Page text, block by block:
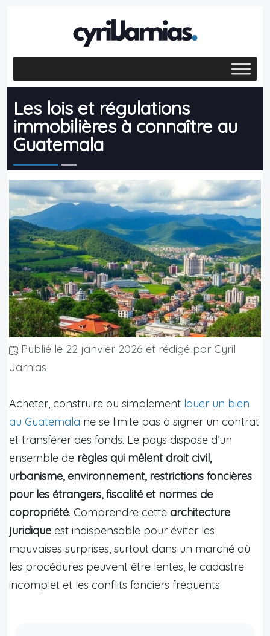
Les lois et régulations
immobilières à connaître au
Guatemala
Publié le 22 janvier 2026 et rédigé par Cyril
Jarnias
Acheter, construire ou simplement louer un bien
au Guatemala ne se limite pas à signer un contrat
et transférer des fonds. Le pays dispose d’un
ensemble de règles qui mêlent droit civil,
urbanisme, environnement, restrictions foncières
pour les étrangers, fiscalité et normes de
copropriété. Comprendre cette architecture
juridique est indispensable pour éviter les
mauvaises surprises, surtout dans un marché où
les procédures peuvent être lentes, le cadastre
incomplet et les conflits fonciers fréquents.